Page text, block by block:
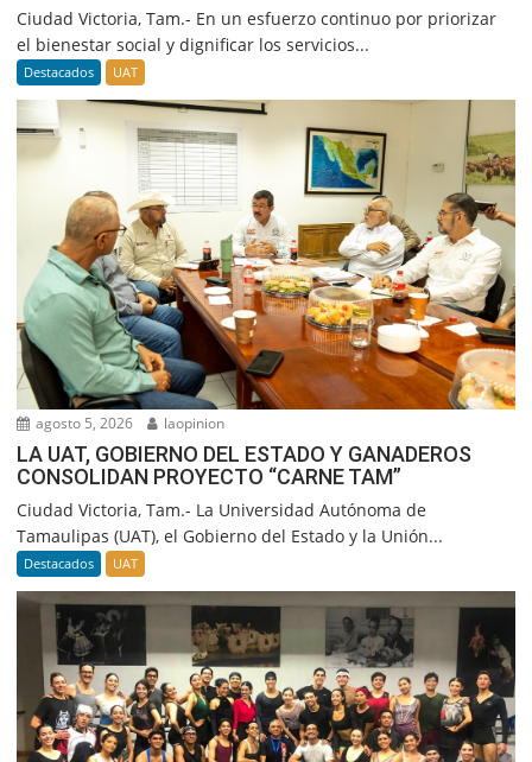
Ciudad Victoria, Tam.- En un esfuerzo continuo por priorizar
el bienestar social y dignificar los servicios...
Destacados UAT
agosto 5, 2026 laopinion
LA UAT, GOBIERNO DEL ESTADO Y GANADEROS
CONSOLIDAN PROYECTO “CARNE TAM”
Ciudad Victoria, Tam.- La Universidad Autónoma de
Tamaulipas (UAT), el Gobierno del Estado y la Unión...
Destacados UAT